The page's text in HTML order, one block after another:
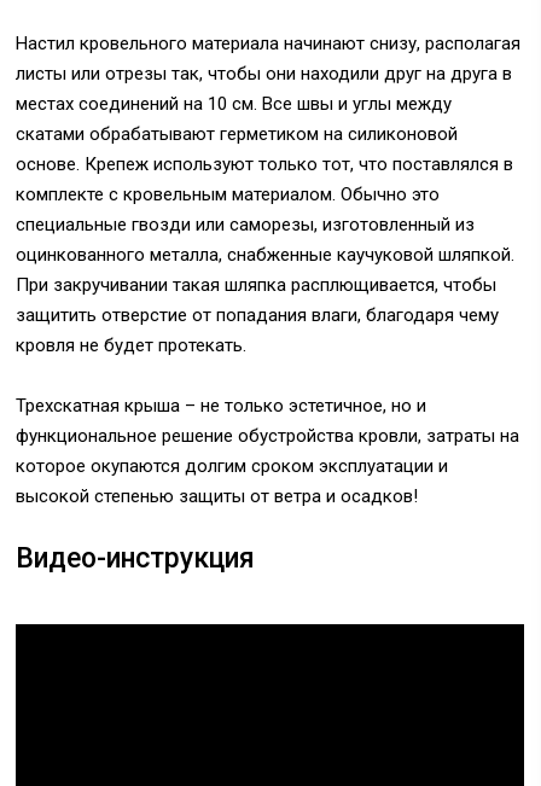
Настил кровельного материала начинают снизу, располагая
листы или отрезы так, чтобы они находили друг на друга в
местах соединений на 10 см. Все швы и углы между
скатами обрабатывают герметиком на силиконовой
основе. Крепеж используют только тот, что поставлялся в
комплекте с кровельным материалом. Обычно это
специальные гвозди или саморезы, изготовленный из
оцинкованного металла, снабженные каучуковой шляпкой.
При закручивании такая шляпка расплющивается, чтобы
защитить отверстие от попадания влаги, благодаря чему
кровля не будет протекать.
Трехскатная крыша – не только эстетичное, но и
функциональное решение обустройства кровли, затраты на
которое окупаются долгим сроком эксплуатации и
высокой степенью защиты от ветра и осадков!
Видео-инструкция